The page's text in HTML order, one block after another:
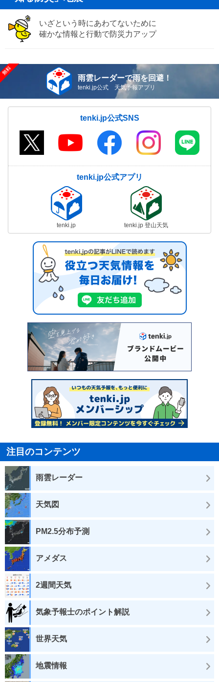
いざという時にあわてないために
確かな情報と行動で防災力アップ
雨雲レーダーで雨を回避！
tenki.jp公式 天気予報アプリ
tenki.jp公式SNS
tenki.jp公式アプリ
tenki.jp tenki.jp 登山天気
注目のコンテンツ
雨雲レーダー
天気図
PM2.5分布予測
アメダス
2週間天気
気象予報士のポイント解説
世界天気
地震情報